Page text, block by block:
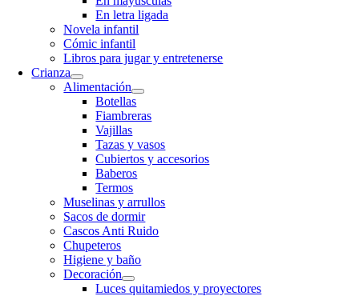
En letra ligada
Novela infantil
Cómic infantil
Libros para jugar y entretenerse
Crianza
Alimentación
Botellas
Fiambreras
Vajillas
Tazas y vasos
Cubiertos y accesorios
Baberos
Termos
Muselinas y arrullos
Sacos de dormir
Cascos Anti Ruido
Chupeteros
Higiene y baño
Decoración
Luces quitamiedos y proyectores